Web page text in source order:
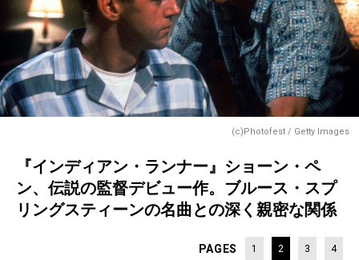
(c)Photofest / Getty Images
『インディアン・ランナー』ショーン・ペ
ン、伝説の監督デビュー作。ブルース・スプ
リングスティーンの名曲との深く親密な関係
PAGES 1 2 3 4